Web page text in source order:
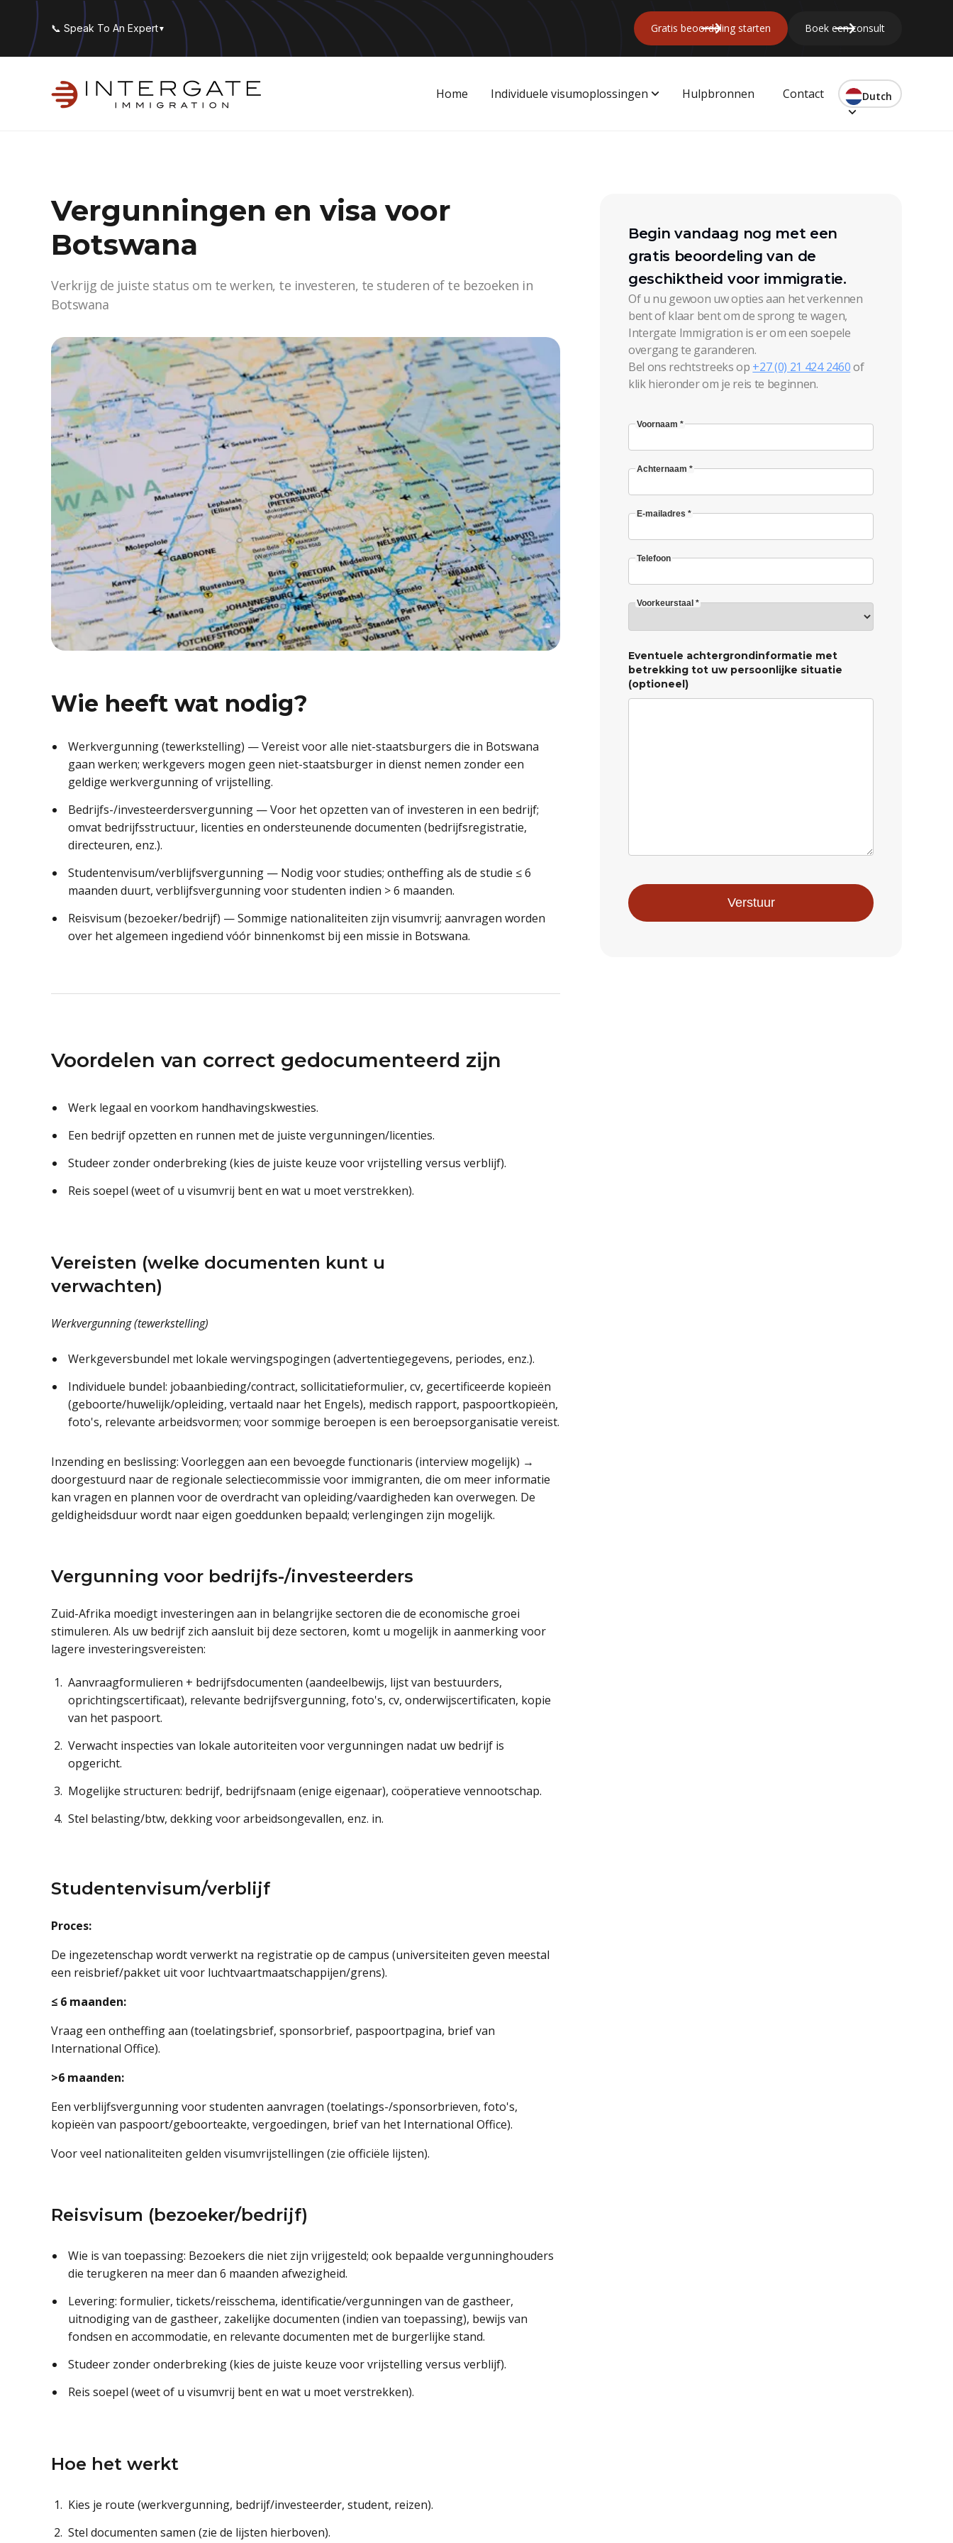
📞 Speak To An Expert▼ Gratis beoordeling starten Boek een consult
Home Individuele visumoplossingen Hulpbronnen Contact Dutch
Vergunningen en visa voor
Botswana
Verkrijg de juiste status om te werken, te investeren, te studeren of te bezoeken in
Botswana
Wie heeft wat nodig?
Werkvergunning (tewerkstelling) — Vereist voor alle niet-staatsburgers die in Botswana
gaan werken; werkgevers mogen geen niet-staatsburger in dienst nemen zonder een
geldige werkvergunning of vrijstelling.
Bedrijfs-/investeerdersvergunning — Voor het opzetten van of investeren in een bedrijf;
omvat bedrijfsstructuur, licenties en ondersteunende documenten (bedrijfsregistratie,
directeuren, enz.).
Studentenvisum/verblijfsvergunning — Nodig voor studies; ontheffing als de studie ≤ 6
maanden duurt, verblijfsvergunning voor studenten indien > 6 maanden.
Reisvisum (bezoeker/bedrijf) — Sommige nationaliteiten zijn visumvrij; aanvragen worden
over het algemeen ingediend vóór binnenkomst bij een missie in Botswana.
Voordelen van correct gedocumenteerd zijn
Werk legaal en voorkom handhavingskwesties.
Een bedrijf opzetten en runnen met de juiste vergunningen/licenties.
Studeer zonder onderbreking (kies de juiste keuze voor vrijstelling versus verblijf).
Reis soepel (weet of u visumvrij bent en wat u moet verstrekken).
Vereisten (welke documenten kunt u
verwachten)
Werkvergunning (tewerkstelling)
Werkgeversbundel met lokale wervingspogingen (advertentiegegevens, periodes, enz.).
Individuele bundel: jobaanbieding/contract, sollicitatieformulier, cv, gecertificeerde kopieën
(geboorte/huwelijk/opleiding, vertaald naar het Engels), medisch rapport, paspoortkopieën,
foto's, relevante arbeidsvormen; voor sommige beroepen is een beroepsorganisatie vereist.
Inzending en beslissing: Voorleggen aan een bevoegde functionaris (interview mogelijk) →
doorgestuurd naar de regionale selectiecommissie voor immigranten, die om meer informatie
kan vragen en plannen voor de overdracht van opleiding/vaardigheden kan overwegen. De
geldigheidsduur wordt naar eigen goeddunken bepaald; verlengingen zijn mogelijk.
Vergunning voor bedrijfs-/investeerders
Zuid-Afrika moedigt investeringen aan in belangrijke sectoren die de economische groei
stimuleren. Als uw bedrijf zich aansluit bij deze sectoren, komt u mogelijk in aanmerking voor
lagere investeringsvereisten:
Aanvraagformulieren + bedrijfsdocumenten (aandeelbewijs, lijst van bestuurders,
oprichtingscertificaat), relevante bedrijfsvergunning, foto's, cv, onderwijscertificaten, kopie
van het paspoort.
Verwacht inspecties van lokale autoriteiten voor vergunningen nadat uw bedrijf is
opgericht.
Mogelijke structuren: bedrijf, bedrijfsnaam (enige eigenaar), coöperatieve vennootschap.
Stel belasting/btw, dekking voor arbeidsongevallen, enz. in.
Studentenvisum/verblijf
Proces:
De ingezetenschap wordt verwerkt na registratie op de campus (universiteiten geven meestal
een reisbrief/pakket uit voor luchtvaartmaatschappijen/grens).
≤ 6 maanden:
Vraag een ontheffing aan (toelatingsbrief, sponsorbrief, paspoortpagina, brief van
International Office).
>6 maanden:
Een verblijfsvergunning voor studenten aanvragen (toelatings-/sponsorbrieven, foto's,
kopieën van paspoort/geboorteakte, vergoedingen, brief van het International Office).
Voor veel nationaliteiten gelden visumvrijstellingen (zie officiële lijsten).
Reisvisum (bezoeker/bedrijf)
Wie is van toepassing: Bezoekers die niet zijn vrijgesteld; ook bepaalde vergunninghouders
die terugkeren na meer dan 6 maanden afwezigheid.
Levering: formulier, tickets/reisschema, identificatie/vergunningen van de gastheer,
uitnodiging van de gastheer, zakelijke documenten (indien van toepassing), bewijs van
fondsen en accommodatie, en relevante documenten met de burgerlijke stand.
Studeer zonder onderbreking (kies de juiste keuze voor vrijstelling versus verblijf).
Reis soepel (weet of u visumvrij bent en wat u moet verstrekken).
Hoe het werkt
Kies je route (werkvergunning, bedrijf/investeerder, student, reizen).
Stel documenten samen (zie de lijsten hierboven).
Begin vandaag nog met een
gratis beoordeling van de
geschiktheid voor immigratie.
Of u nu gewoon uw opties aan het verkennen
bent of klaar bent om de sprong te wagen,
Intergate Immigration is er om een soepele
overgang te garanderen.
Bel ons rechtstreeks op +27 (0) 21 424 2460of
klik hieronder om je reis te beginnen.
Voornaam *
Achternaam *
E-mailadres *
Telefoon
Voorkeurstaal *
Eventuele achtergrondinformatie met
betrekking tot uw persoonlijke situatie
(optioneel)